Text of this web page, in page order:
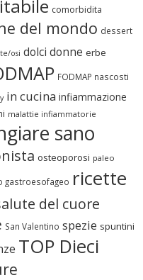
comorbidita
del mondo dessert
osi dolci donne erbe
FODMAP nascosti
in cucina infiammazione
malattie infiammatorie
sano
osteoporosi paleo
gastroesofageo ricette
del cuore
San Valentino spezie spuntini
TOP Dieci